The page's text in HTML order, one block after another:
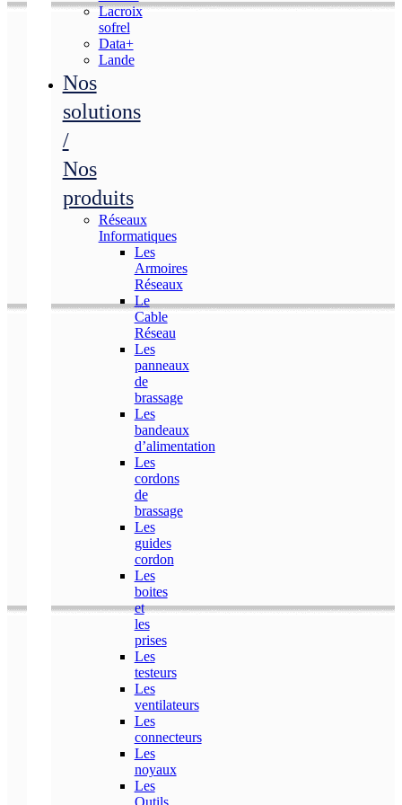
Lacroix
sofrel
Data+
Lande
Nos
solutions
/
Nos
produits
Réseaux
Informatiques
Les
Armoires
Réseaux
Le
Cable
Réseau
Les
panneaux
de
brassage
Les
bandeaux
d’alimentation
Les
cordons
de
brassage
Les
guides
cordon
Les
boites
et
les
prises
Les
testeurs
Les
ventilateurs
Les
connecteurs
Les
noyaux
Les
Outils